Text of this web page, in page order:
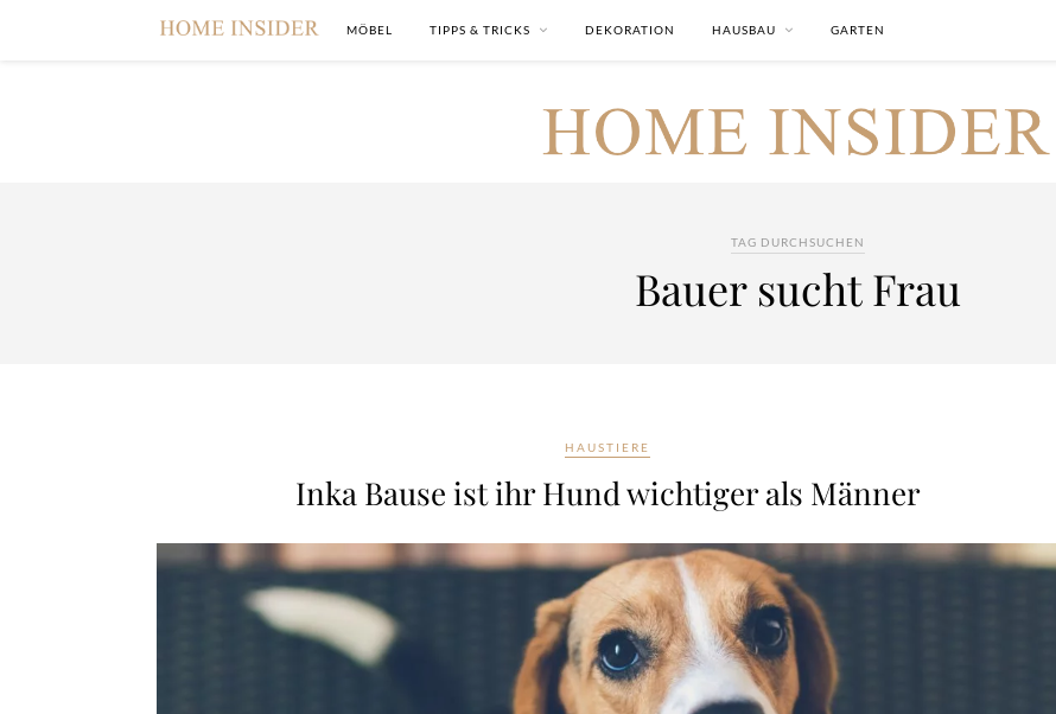
MÖBEL TIPPS & TRICKS DEKORATION HAUSBAU GARTEN
TAG DURCHSUCHEN
Bauer sucht Frau
HAUSTIERE
Inka Bause ist ihr Hund wichtiger als Männer